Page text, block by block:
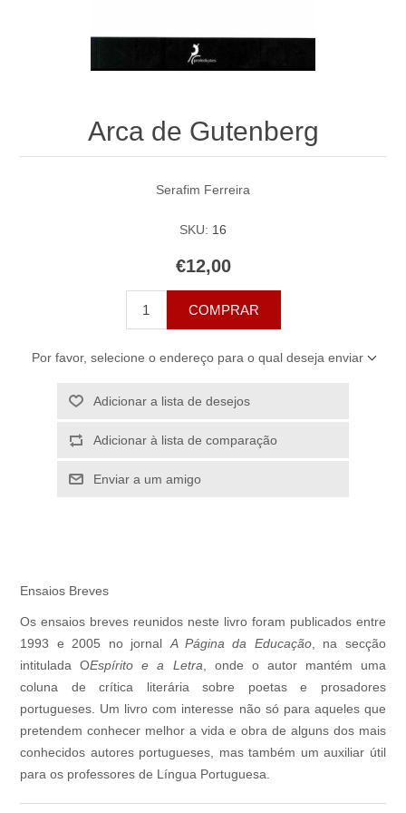
Arca de Gutenberg
Serafim Ferreira
SKU: 16
€12,00
COMPRAR
Por favor, selecione o endereço para o qual deseja enviar
Adicionar a lista de desejos
Adicionar à lista de comparação
Enviar a um amigo
Ensaios Breves
Os ensaios breves reunidos neste livro foram publicados entre
1993 e 2005 no jornalA Página da Educação, na secção
intitulada OEspírito e a Letra, onde o autor mantém uma
coluna de crítica literária sobre poetas e prosadores
portugueses. Um livro com interesse não só para aqueles que
pretendem conhecer melhor a vida e obra de alguns dos mais
conhecidos autores portugueses, mas também um auxiliar útil
para os professores de Língua Portuguesa.